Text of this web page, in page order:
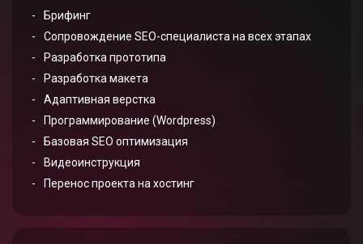
Брифинг
Сопровождение SEO-специалиста на всех этапах
Разработка прототипа
Разработка макета
Адаптивная верстка
Программирование (Wordpress)
Базовая SEO оптимизация
Видеоинструкция
Перенос проекта на хостинг